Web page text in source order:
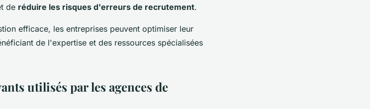
de réduire les risques d'erreurs de recrutement.
efficace, les entreprises peuvent optimiser leur
de l'expertise et des ressources spécialisées
utilisés par les agences de